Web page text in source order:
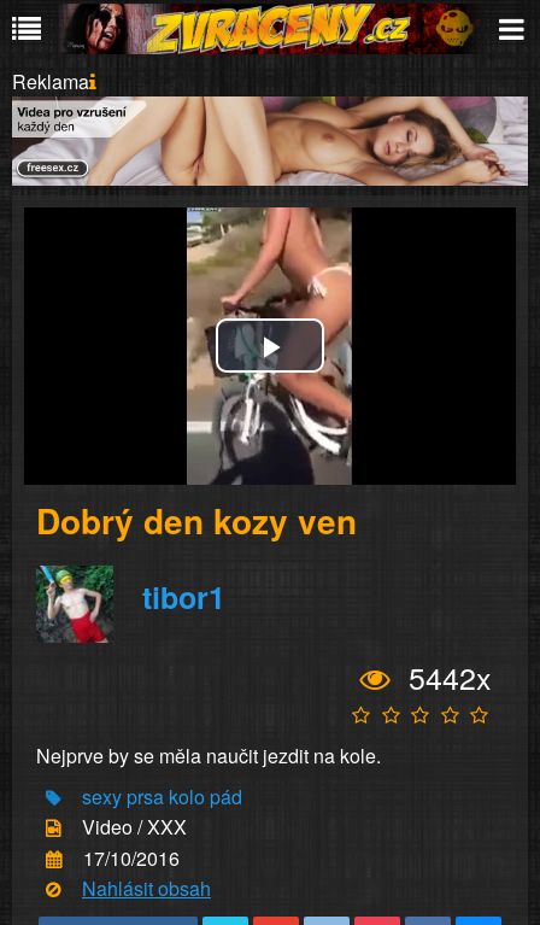
Reklama
Play
Video
Dobrý den kozy ven
tibor1
5442x
Nejprve by se měla naučit jezdit na kole.
sexyprsa kolopád
Video / XXX
17/10/2016
Nahlásit obsah